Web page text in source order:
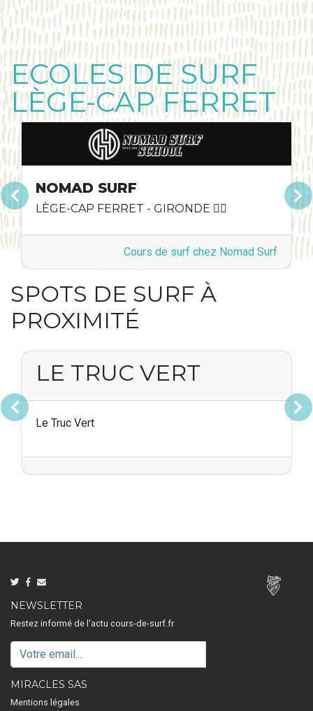
ECOLES DE SURF
LÈGE-CAP FERRET
NOMAD SURF
LÈGE-CAP FERRET - GIRONDE 🏄🏿
Cours de surf chez Nomad Surf
Précédent
SPOTS DE SURF À
PROXIMITÉ
LE TRUC VERT
Le Truc Vert
NEWSLETTER
Restez informé de l'actu cours-de-surf.fr
MIRACLES SAS
Mentions légales